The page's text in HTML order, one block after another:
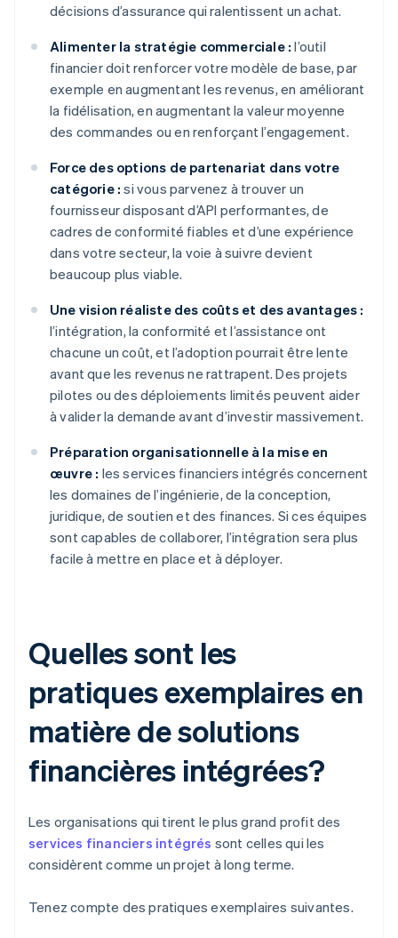
décisions d’assurance qui ralentissent un achat.
Alimenter la stratégie commerciale : l’outil
financier doit renforcer votre modèle de base, par
exemple en augmentant les revenus, en améliorant
la fidélisation, en augmentant la valeur moyenne
des commandes ou en renforçant l’engagement.
Force des options de partenariat dans votre
catégorie : si vous parvenez à trouver un
fournisseur disposant d’API performantes, de
cadres de conformité fiables et d’une expérience
dans votre secteur, la voie à suivre devient
beaucoup plus viable.
Une vision réaliste des coûts et des avantages :
l’intégration, la conformité et l’assistance ont
chacune un coût, et l’adoption pourrait être lente
avant que les revenus ne rattrapent. Des projets
pilotes ou des déploiements limités peuvent aider
à valider la demande avant d’investir massivement.
Préparation organisationnelle à la mise en
œuvre : les services financiers intégrés concernent
les domaines de l’ingénierie, de la conception,
juridique, de soutien et des finances. Si ces équipes
sont capables de collaborer, l’intégration sera plus
facile à mettre en place et à déployer.
Quelles sont les
pratiques exemplaires en
matière de solutions
financières intégrées?
Les organisations qui tirent le plus grand profit des
services financiers intégrés sont celles qui les
considèrent comme un projet à long terme.
Tenez compte des pratiques exemplaires suivantes.